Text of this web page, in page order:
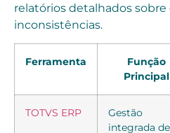
relatórios detalhados
inconsistências.
Ferramenta
Função
Principal
TOTVS ERP
Gestão
integrada de